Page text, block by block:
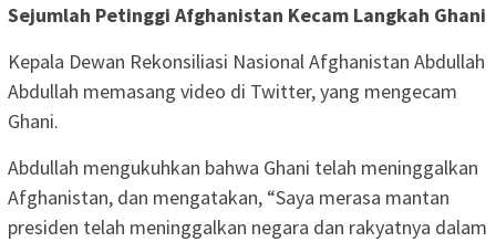
Sejumlah Petinggi Afghanistan Kecam Langkah Ghani
Kepala Dewan Rekonsiliasi Nasional Afghanistan Abdullah
Abdullah memasang video di Twitter, yang mengecam
Ghani.
Abdullah mengukuhkan bahwa Ghani telah meninggalkan
Afghanistan, dan mengatakan, “Saya merasa mantan
presiden telah meninggalkan negara dan rakyatnya dalam